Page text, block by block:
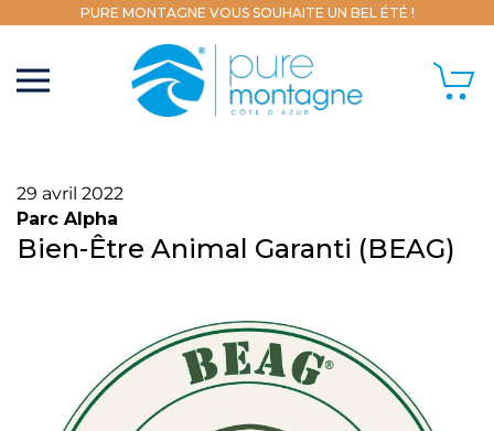
PURE MONTAGNE VOUS SOUHAITE UN BEL ÉTÉ !
29 avril 2022
Parc Alpha
Bien-Être Animal Garanti (BEAG)